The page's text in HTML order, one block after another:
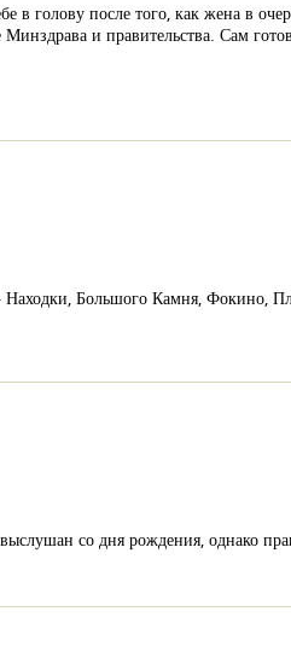
в голову после того, как жена в
и правительства. Сам
Находки, Большого Камня, Фокино,
со дня рождения, однако